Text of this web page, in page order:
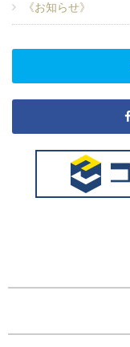
《お知らせ》